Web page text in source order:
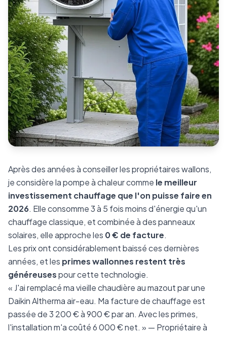
Après des années à conseiller les propriétaires wallons,
je considère la pompe à chaleur comme le meilleur
investissement chauffage que l'on puisse faire en
2026. Elle consomme 3 à 5 fois moins d'énergie qu'un
chauffage classique, et combinée à des panneaux
solaires, elle approche les 0 € de facture.
Les prix ont considérablement baissé ces dernières
années, et les primes wallonnes restent très
généreusespour cette technologie.
« J'ai remplacé ma vieille chaudière au mazout par une
Daikin Altherma air-eau. Ma facture de chauffage est
passée de 3 200 € à 900 € par an. Avec les primes,
l'installation m'a coûté 6 000 € net. » — Propriétaire à